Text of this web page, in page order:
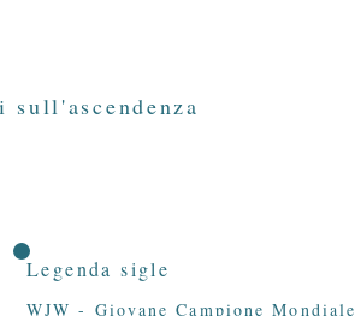
Legenda sigle
WJW - Giovane Campione Mondiale